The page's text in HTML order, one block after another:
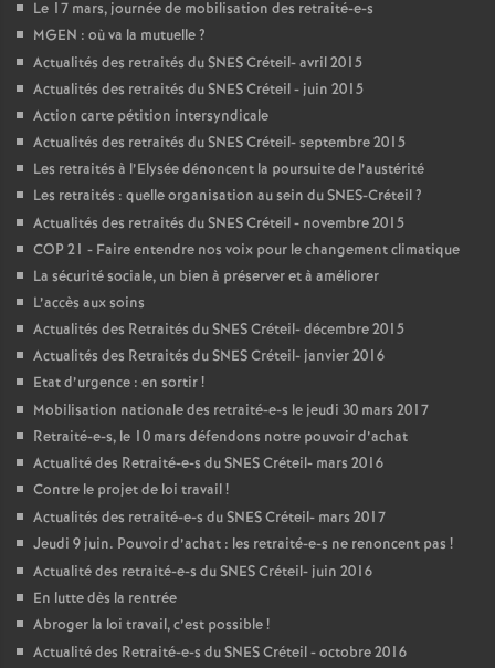
Le 17 mars, journée de mobilisation des retraité-e-s
MGEN : où va la mutuelle?
Actualités des retraités duSNESCréteil- avril 2015
Actualités des retraités duSNESCréteil - juin 2015
Action carte pétition intersyndicale
Actualités des retraités duSNESCréteil- septembre 2015
Les retraités à l’Elysée dénoncent la poursuite de l’austérité
Les retraités : quelle organisation au sein duSNES-Créteil?
Actualités des retraités duSNESCréteil - novembre 2015
COP21 - Faire entendre nos voix pour le changement climatique
La sécurité sociale, un bien à préserver et à améliorer
L’accès aux soins
Actualités des Retraités duSNESCréteil- décembre 2015
Actualités des Retraités duSNESCréteil- janvier 2016
Etat d’urgence : en sortir!
Mobilisation nationale des retraité-e-s le jeudi 30 mars 2017
Retraité-e-s, le 10 mars défendons notre pouvoir d’achat
Actualité des Retraité-e-s duSNESCréteil- mars 2016
Contre le projet de loi travail!
Actualités des retraité-e-s duSNESCréteil- mars 2017
Jeudi 9 juin. Pouvoir d’achat : les retraité-e-s ne renoncent pas !
Actualité des retraité-e-s duSNESCréteil- juin 2016
En lutte dès la rentrée
Abroger la loi travail, c’est possible!
Actualité des Retraité-e-s duSNESCréteil - octobre 2016